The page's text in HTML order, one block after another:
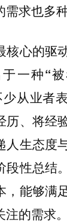
求也多种
核心的驱
一种“
少从业者
历、将经
生态度
段性总结
，能够满
的需求。